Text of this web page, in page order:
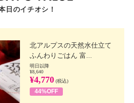
日のイチオシ！
北アルプスの天然水仕立て
ふんわりごはん 富...
明日以降
¥8,640
¥4,770 (税込)
44%OFF